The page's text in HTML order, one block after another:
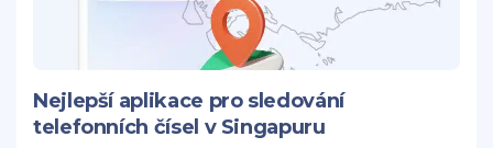
Nejlepší aplikace pro sledování
telefonních čísel v Singapuru